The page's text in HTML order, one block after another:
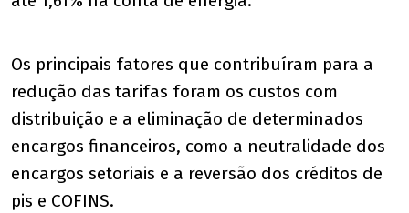
Os principais fatores que contribuíram para a
redução das tarifas foram os custos com
distribuição e a eliminação de determinados
encargos financeiros, como a neutralidade dos
encargos setoriais e a reversão dos créditos de
pis e COFINS.